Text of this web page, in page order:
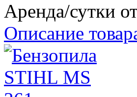
Аренда/сутки
Описание